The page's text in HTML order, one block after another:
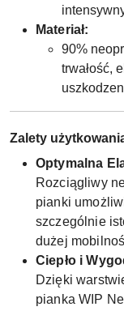
Materiał:
90%
trwałość,
Zalety
Optymalna
Rozciągliwy
pianki
szczególnie
dużej
Ciepło i
Dzięki
pianka WIP